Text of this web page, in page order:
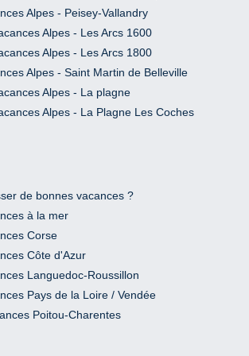
Alpes - Peisey-Vallandry
Alpes - Les Arcs 1600
Alpes - Les Arcs 1800
Alpes - Saint Martin de Belleville
Alpes - La plagne
Alpes - La Plagne Les Coches
de bonnes vacances ?
à la mer
Corse
Côte d'Azur
Languedoc-Roussillon
Pays de la Loire / Vendée
Poitou-Charentes